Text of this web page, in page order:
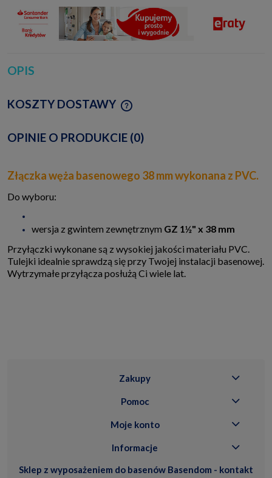
OPIS
KOSZTY DOSTAWY
CENA NIE ZAWIERA EWENTUALNYCH KOSZTÓW
OPINIE O PRODUKCIE (0)
Złączka węża basenowego 38 mm wykonana z PVC.
Do wyboru:
wersja z gwintem zewnętrznym GZ 1½" x 38 mm
Przyłączki wykonane są z wysokiej jakości materiału PVC.
Tulejki idealnie sprawdzą się przy Twojej instalacji basenowej.
Wytrzymałe przyłącza posłużą Ci wiele lat.
Zakupy
Pomoc
Moje konto
Informacje
Sklep z wyposażeniem do basenów Basendom - kontakt